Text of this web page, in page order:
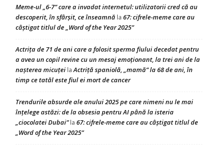
Meme-ul „6-7” care a invadat internetul: utilizatorii cred că au
descoperit, în sfârșit, ce înseamnă la 67: cifrele-meme care au
câștigat titlul de „Word of the Year 2025”
Actrița de 71 de ani care a folosit sperma fiului decedat pentru
a avea un copil revine cu un mesaj emoționant, la trei ani de la
nașterea micuței laActriță spaniolă, „mamă” la 68 de ani, în
timp ce tatăl este fiul ei mort de cancer
Trendurile absurde ale anului 2025 pe care nimeni nu le mai
înțelege astăzi: de la obsesia pentru AI până la isteria
„ciocolatei Dubai”la 67: cifrele-meme care au câștigat titlul de
„Word of the Year 2025”